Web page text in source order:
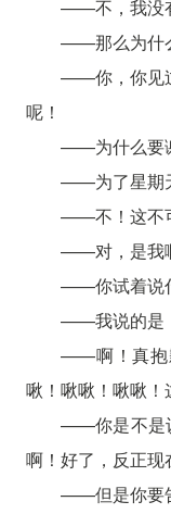
——不，我没
——那么为什
——你，你见
呢！
——为什么要
——为了星期
——不！这不
——对，是我
——你试着说
——我说的是
——啊！真抱
啾！啾啾！啾啾！
——你是不是
啊！好了，反正现
——但是你要